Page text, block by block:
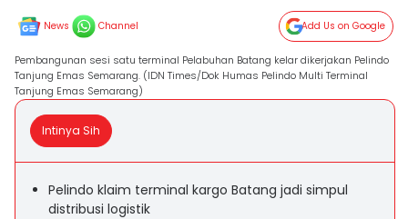
News Channel Add Us on Google
Pembangunan sesi satu terminal Pelabuhan Batang kelar dikerjakan Pelindo
Tanjung Emas Semarang. (IDN Times/Dok Humas Pelindo Multi Terminal
Tanjung Emas Semarang)
Intinya Sih
Pelindo klaim terminal kargo Batang jadi simpul
distribusi logistik